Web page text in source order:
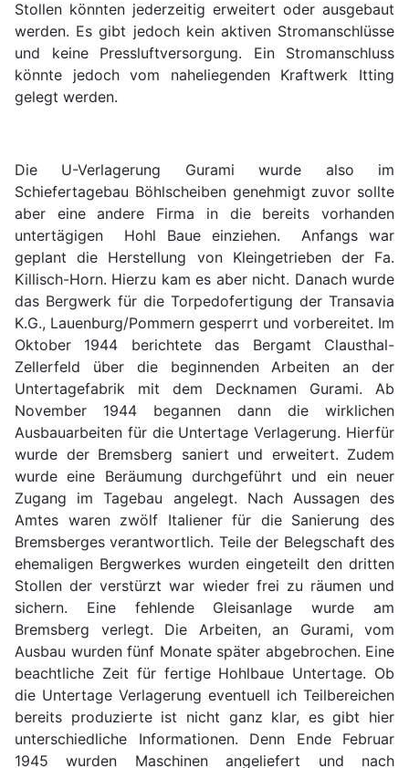
Stollen könnten jederzeitig erweitert oder ausgebaut
werden. Es gibt jedoch kein aktiven Stromanschlüsse
und keine Pressluftversorgung. Ein Stromanschluss
könnte jedoch vom naheliegenden Kraftwerk Itting
gelegt werden.
Die U-Verlagerung Gurami wurde also im
Schiefertagebau Böhlscheiben genehmigt zuvor sollte
aber eine andere Firma in die bereits vorhanden
untertägigen Hohl Baue einziehen. Anfangs war
geplant die Herstellung von Kleingetrieben der Fa.
Killisch-Horn. Hierzu kam es aber nicht. Danach wurde
das Bergwerk für die Torpedofertigung der Transavia
K.G., Lauenburg/Pommern gesperrt und vorbereitet. Im
Oktober 1944 berichtete das Bergamt Clausthal-
Zellerfeld über die beginnenden Arbeiten an der
Untertagefabrik mit dem Decknamen Gurami. Ab
November 1944 begannen dann die wirklichen
Ausbauarbeiten für die Untertage Verlagerung. Hierfür
wurde der Bremsberg saniert und erweitert. Zudem
wurde eine Beräumung durchgeführt und ein neuer
Zugang im Tagebau angelegt. Nach Aussagen des
Amtes waren zwölf Italiener für die Sanierung des
Bremsberges verantwortlich. Teile der Belegschaft des
ehemaligen Bergwerkes wurden eingeteilt den dritten
Stollen der verstürzt war wieder frei zu räumen und
sichern. Eine fehlende Gleisanlage wurde am
Bremsberg verlegt. Die Arbeiten, an Gurami, vom
Ausbau wurden fünf Monate später abgebrochen. Eine
beachtliche Zeit für fertige Hohlbaue Untertage. Ob
die Untertage Verlagerung eventuell ich Teilbereichen
bereits produzierte ist nicht ganz klar, es gibt hier
unterschiedliche Informationen. Denn Ende Februar
1945 wurden Maschinen angeliefert und nach